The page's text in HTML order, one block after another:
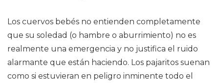
Los cuervos bebés no entienden completamente
que su soledad (o hambre o aburrimiento) no es
realmente una emergencia y no justifica el ruido
alarmante que están haciendo. Los pajaritos suenan
como si estuvieran en peligro inminente todo el